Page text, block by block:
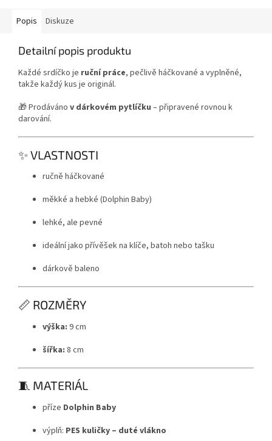
Popis Diskuze
Detailní popis produktu
Každé srdíčko je ruční práce, pečlivě háčkované a vyplněné,
takže každý kus je originál.
🎁 Prodáváno v dárkovém pytlíčku – připravené rovnou k
darování.
✨ VLASTNOSTI
ručně háčkované
měkké a hebké (Dolphin Baby)
lehké, ale pevné
ideální jako přívěšek na klíče, batoh nebo tašku
dárkově baleno
📏 ROZMĚRY
výška: 9 cm
šířka: 8 cm
🧵 MATERIÁL
příze Dolphin Baby
výplň: PES kuličky – duté vlákno